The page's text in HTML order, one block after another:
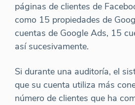
páginas de clientes de
como 15 propiedades de
cuentas de Google Ads, 15
así sucesivamente.
Si durante una auditoría, el
que su cuenta utiliza más
número de clientes que ha